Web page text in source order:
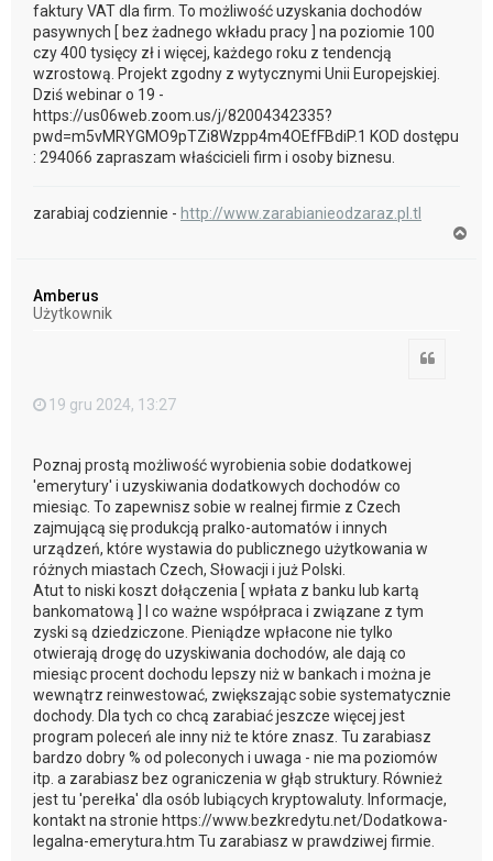
faktury VAT dla firm. To możliwość uzyskania dochodów
pasywnych [ bez żadnego wkładu pracy ] na poziomie 100
czy 400 tysięcy zł i więcej, każdego roku z tendencją
wzrostową. Projekt zgodny z wytycznymi Unii Europejskiej.
Dziś webinar o 19 -
https://us06web.zoom.us/j/82004342335?
pwd=m5vMRYGMO9pTZi8Wzpp4m4OEfFBdiP.1 KOD dostępu
: 294066 zapraszam właścicieli firm i osoby biznesu.
zarabiaj codziennie - http://www.zarabianieodzaraz.pl.tl
Amberus
Użytkownik
19 gru 2024, 13:27
Poznaj prostą możliwość wyrobienia sobie dodatkowej
'emerytury' i uzyskiwania dodatkowych dochodów co
miesiąc. To zapewnisz sobie w realnej firmie z Czech
zajmującą się produkcją pralko-automatów i innych
urządzeń, które wystawia do publicznego użytkowania w
różnych miastach Czech, Słowacji i już Polski.
Atut to niski koszt dołączenia [ wpłata z banku lub kartą
bankomatową ] I co ważne współpraca i związane z tym
zyski są dziedziczone. Pieniądze wpłacone nie tylko
otwierają drogę do uzyskiwania dochodów, ale dają co
miesiąc procent dochodu lepszy niż w bankach i można je
wewnątrz reinwestować, zwiększając sobie systematycznie
dochody. Dla tych co chcą zarabiać jeszcze więcej jest
program poleceń ale inny niż te które znasz. Tu zarabiasz
bardzo dobry % od poleconych i uwaga - nie ma poziomów
itp. a zarabiasz bez ograniczenia w głąb struktury. Również
jest tu 'perełka' dla osób lubiących kryptowaluty. Informacje,
kontakt na stronie https://www.bezkredytu.net/Dodatkowa-
legalna-emerytura.htm Tu zarabiasz w prawdziwej firmie.